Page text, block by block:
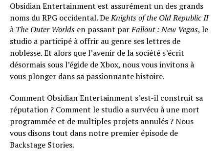
Obsidian Entertainment est assurément un des grands
noms du RPG occidental. DeKnights of the Old Republic II
à The Outer Worlds en passant parFallout : New Vegas, le
studio a participé à offrir au genre ses lettres de
noblesse. Et alors que l’avenir de la société s’écrit
désormais sous l’égide de Xbox, nous vous invitons à
vous plonger dans sa passionnante histoire.
Comment Obsidian Entertainment s’est-il construit sa
réputation ? Comment le studio a survécu à une mort
programmée et de multiples projets annulés ? Nous
vous disons tout dans notre premier épisode de
Backstage Stories.